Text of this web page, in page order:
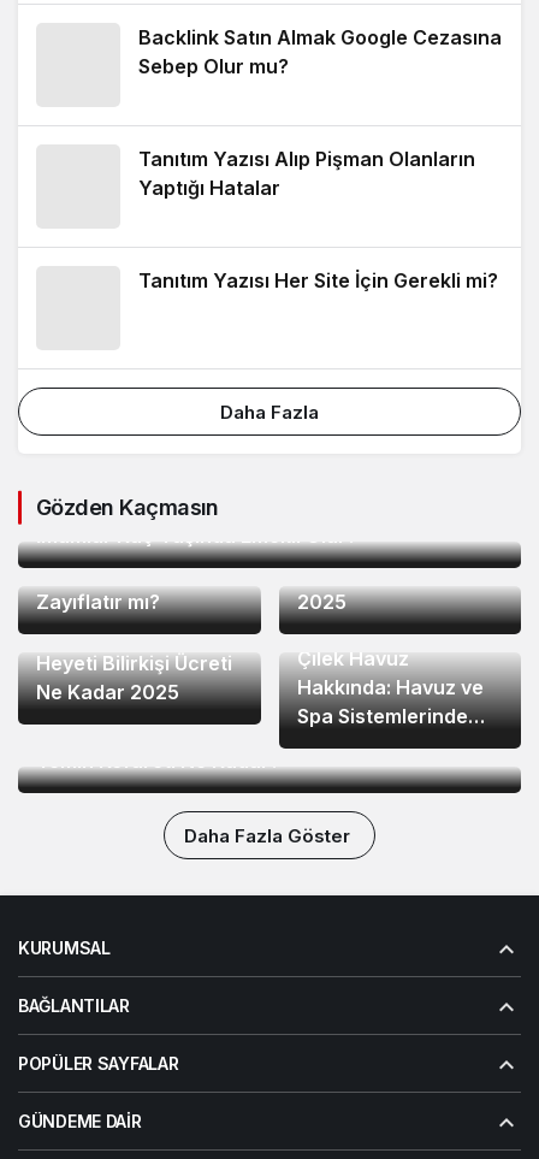
Backlink Satın Almak Google Cezasına
Sebep Olur mu?
Tanıtım Yazısı Alıp Pişman Olanların
Yaptığı Hatalar
Tanıtım Yazısı Her Site İçin Gerekli mi?
Daha Fazla
Gözden Kaçmasın
1 yıl önce
1 yıl önce
Lipanthyl 267 Mg
Zayıflatır mı?
1 yıl önce
A101 Açma Maliyeti
2025
1 yıl önce
Tüketici Hakem
Heyeti Bilirkişi Ücreti
Ne Kadar 2025
1 yıl önce
Çilek Havuz
Hakkında: Havuz ve
Spa Sistemlerinde
Güvenin ve Kalitenin
Adı
1 yıl önce
Daha Fazla Göster
KURUMSAL
BAĞLANTILAR
POPÜLER SAYFALAR
GÜNDEME DAIR